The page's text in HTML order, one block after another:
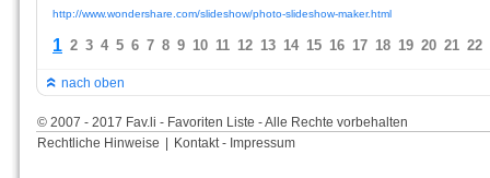
http://www.wondershare.com/slideshow/photo-slideshow-maker.html
1 2 3 4 5 6 7 8 9 10 11 12 13 14 15 16 17 18 19 20 21 22
nach oben
© 2007 - 2017 Fav.li - Favoriten Liste - Alle Rechte vorbehalten
Rechtliche Hinweise
Kontakt - Impressum